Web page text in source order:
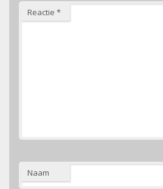
Reactie *
Naam